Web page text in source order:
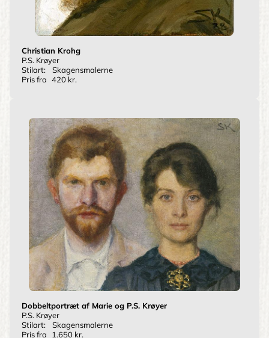
Christian Krohg
P.S. Krøyer
Stilart:
Skagensmalerne
Pris fra 420 kr.
Dobbeltportræt af Marie og P.S. Krøyer
P.S. Krøyer
Stilart:
Skagensmalerne
Pris fra
1.650 kr.